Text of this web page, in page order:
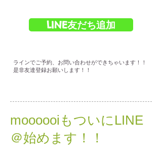
LINE友だち追加
ラインでご予約、お問い合わせができちゃいます！！
是非友達登録お願いします！！
moooooiもついにLINE
＠始めます！！